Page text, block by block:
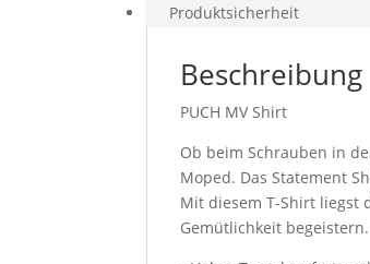
Produktsicherheit
Beschreibung
PUCH MV Shirt
Ob beim Schrauben in
Moped. Das Statement
Mit diesem T-Shirt liegst
Gemütlichkeit begeistern.